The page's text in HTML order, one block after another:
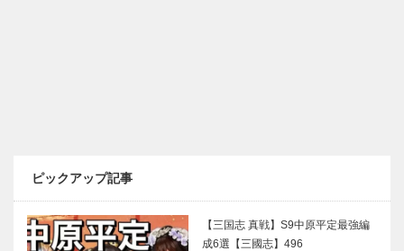
ピックアップ記事
【三国志 真戦】S9中原平定最強編
成6選【三國志】496